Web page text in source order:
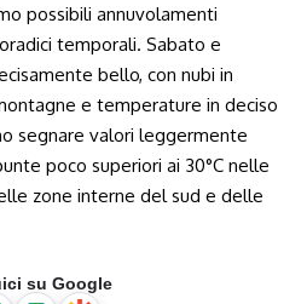
possibili annuvolamenti
temporali. Sabato e
bello, con nubi in
e temperature in deciso
segnare valori leggermente
poco superiori ai 30°C nelle
zone interne del sud e delle
su Google